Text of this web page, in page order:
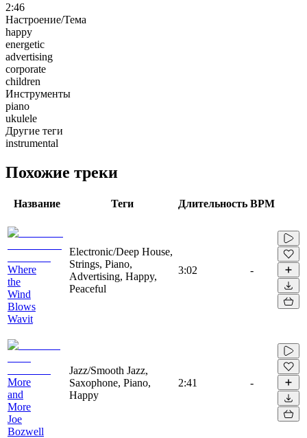
2:46
Настроение/Тема
happy
energetic
advertising
corporate
children
Инструменты
piano
ukulele
Другие теги
instrumental
Похожие треки
Название Теги Длительность BPM
Where
the
Wind
Blows
Wavit
Electronic/Deep House,
Strings, Piano,
Advertising, Happy,
Peaceful
3:02 -
More
and
More
Joe
Bozwell
Jazz/Smooth Jazz,
Saxophone, Piano,
Happy
2:41 -